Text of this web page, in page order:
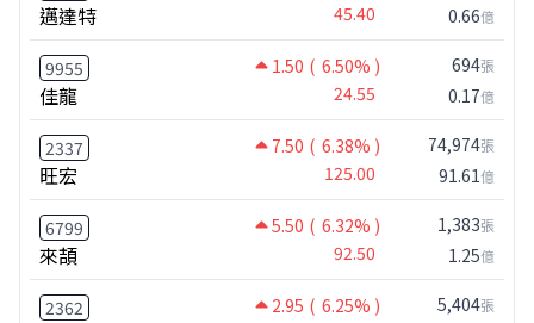
邁達特 45.40 0.66億
9955 1.50 ( 6.50% )
佳龍 24.55
694張
0.17億
2337 7.50 ( 6.38% )
旺宏 125.00
74,974張
91.61億
6799 5.50 ( 6.32% )
來頡 92.50
1,383張
1.25億
2362 2.95 ( 6.25% ) 5,404張